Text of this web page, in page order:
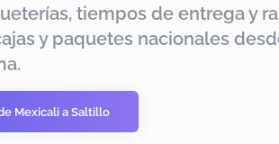
tiempos de entrega y
y paquetes nacionales
Mexicali a Saltillo